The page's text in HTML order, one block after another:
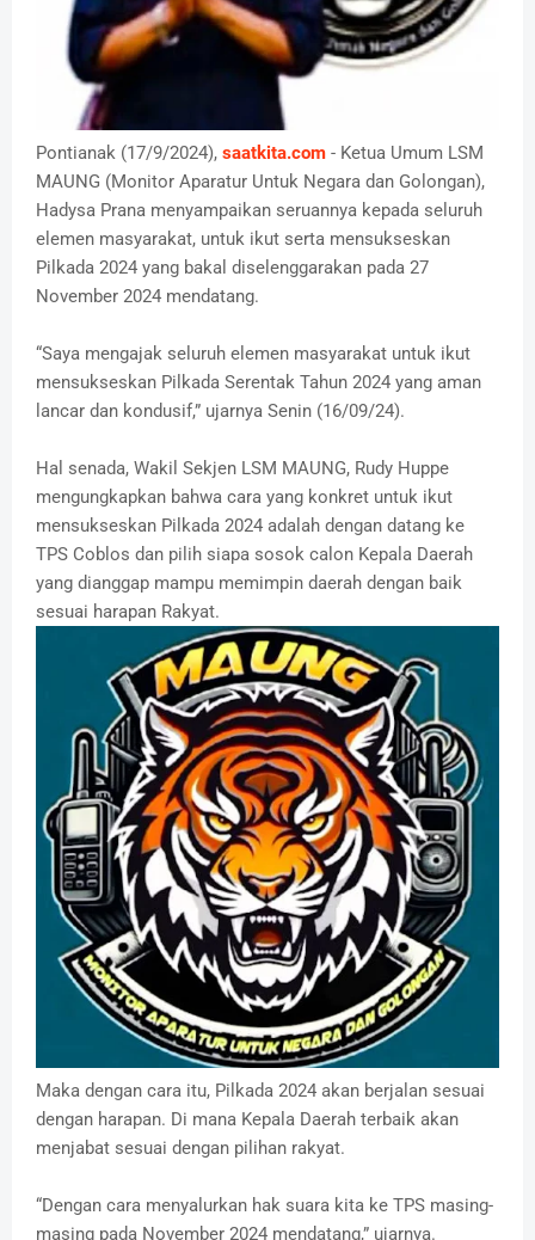
Pontianak (17/9/2024), saatkita.com - Ketua Umum LSM
MAUNG (Monitor Aparatur Untuk Negara dan Golongan),
Hadysa Prana menyampaikan seruannya kepada seluruh
elemen masyarakat, untuk ikut serta mensukseskan
Pilkada 2024 yang bakal diselenggarakan pada 27
November 2024 mendatang.
“Saya mengajak seluruh elemen masyarakat untuk ikut
mensukseskan Pilkada Serentak Tahun 2024 yang aman
lancar dan kondusif,” ujarnya Senin (16/09/24).
Hal senada, Wakil Sekjen LSM MAUNG, Rudy Huppe
mengungkapkan bahwa cara yang konkret untuk ikut
mensukseskan Pilkada 2024 adalah dengan datang ke
TPS Coblos dan pilih siapa sosok calon Kepala Daerah
yang dianggap mampu memimpin daerah dengan baik
sesuai harapan Rakyat.
Maka dengan cara itu, Pilkada 2024 akan berjalan sesuai
dengan harapan. Di mana Kepala Daerah terbaik akan
menjabat sesuai dengan pilihan rakyat.
“Dengan cara menyalurkan hak suara kita ke TPS masing-
masing pada November 2024 mendatang,” ujarnya.